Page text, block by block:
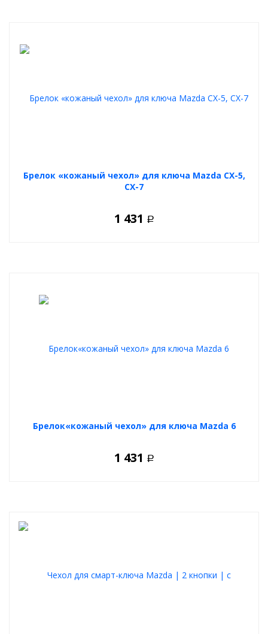
Брелок «кожаный чехол» для ключа Mazda CX-5,
CX-7
1 431 Р
Брелок«кожаный чехол» для ключа Mazda 6
1 431 Р